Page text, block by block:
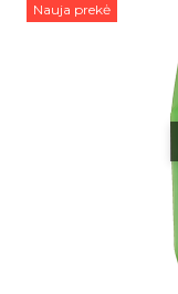
Nauja prekė